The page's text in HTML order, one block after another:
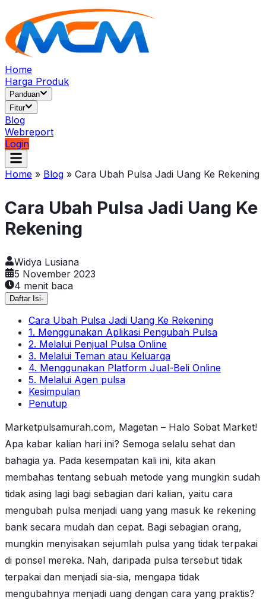
Home
Harga Produk
Panduan
Fitur
Blog
Webreport
Login
Home » Blog » Cara Ubah Pulsa Jadi Uang Ke Rekening
Cara Ubah Pulsa Jadi Uang Ke
Rekening
Widya Lusiana
5 November 2023
4 menit baca
Daftar Isi-
Cara Ubah Pulsa Jadi Uang Ke Rekening
1. Menggunakan Aplikasi Pengubah Pulsa
2. Melalui Penjual Pulsa Online
3. Melalui Teman atau Keluarga
4. Menggunakan Platform Jual-Beli Online
5. Melalui Agen pulsa
Kesimpulan
Penutup
Marketpulsamurah.com, Magetan – Halo Sobat Market!
Apa kabar kalian hari ini? Semoga selalu sehat dan
bahagia ya. Pada kesempatan kali ini, kita akan
membahas tentang sebuah metode yang mungkin sudah
tidak asing lagi bagi sebagian dari kalian, yaitu cara
mengubah pulsa menjadi uang yang masuk ke rekening
bank secara mudah dan cepat. Bagi sebagian orang,
mungkin menyisakan sejumlah pulsa yang tidak terpakai
di ponsel mereka. Nah, daripada pulsa tersebut tidak
terpakai dan menjadi sia-sia, mengapa tidak
mengubahnya menjadi uang dengan cara yang praktis?